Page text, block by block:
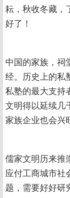
耘，秋收冬藏，
好了！
中国的家族，祠
经。历史上的私
私塾的最大支持
文明得以延续几
家族企业也会兴
儒家文明历来推
应付工商城市社
题，需要好好研